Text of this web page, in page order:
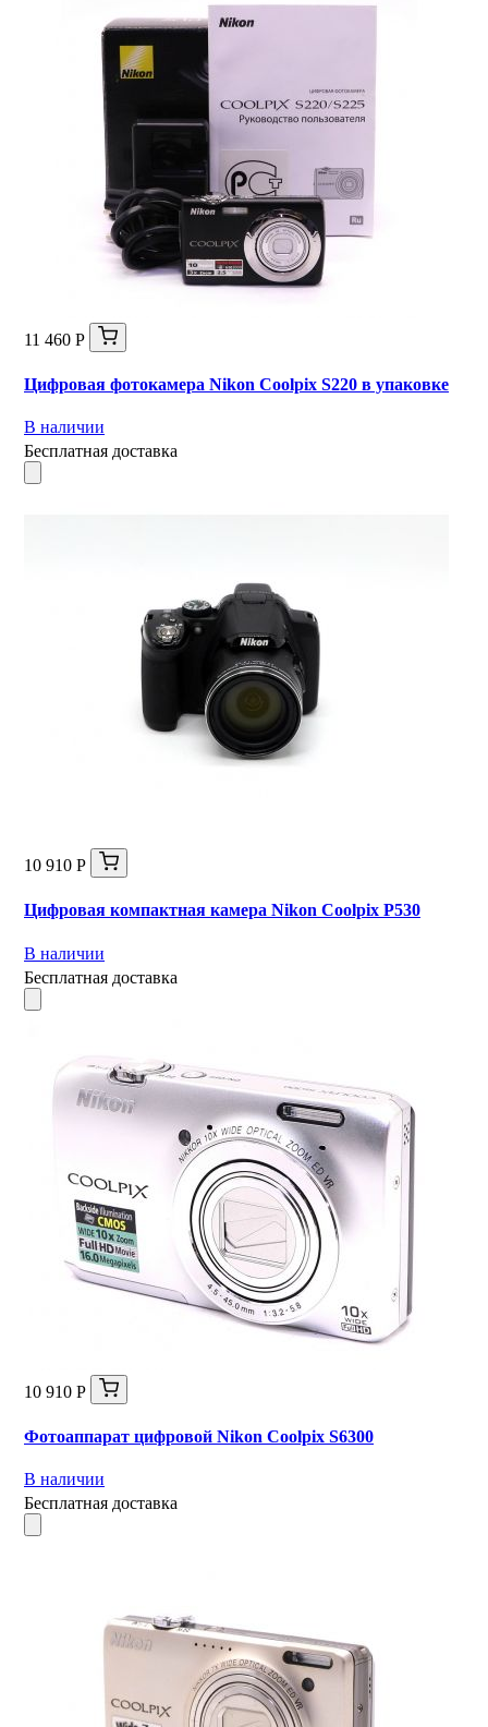
11 460 Р
Цифровая фотокамера Nikon Coolpix S220 в упаковке
В наличии
Бесплатная доставка
10 910 Р
Цифровая компактная камера Nikon Coolpix P530
В наличии
Бесплатная доставка
10 910 Р
Фотоаппарат цифровой Nikon Coolpix S6300
В наличии
Бесплатная доставка